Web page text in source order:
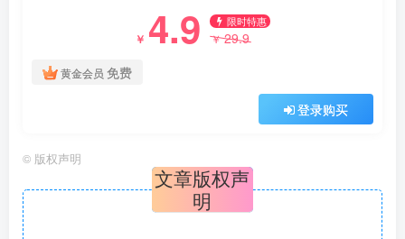
￥ 4.9 限时特惠
￥29.9
黄金会员 免费
登录购买
© 版权声明
文章版权声
明